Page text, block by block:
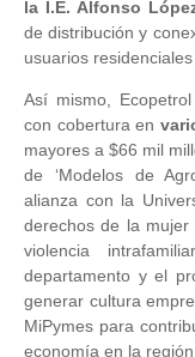
la I.E. Alfonso
de distribución y
usuarios
Así mismo,
con cobertura en
mayores a $66 mil
de ‘Modelos de
alianza con la
derechos de la
violencia
departamento y el
generar cultura
MiPymes para
economía en la región.